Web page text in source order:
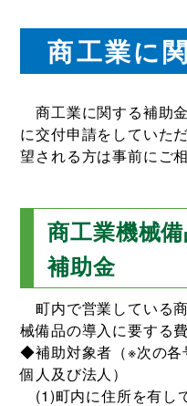
商工業に
商工業に関する補助
に交付申請をしていた
望される方は事前にご
商工業機械
補助金
町内で営業している
械備品の導入に要する
◆補助対象者（※次の各
個人及び法人）
(1)町内に住所を有し